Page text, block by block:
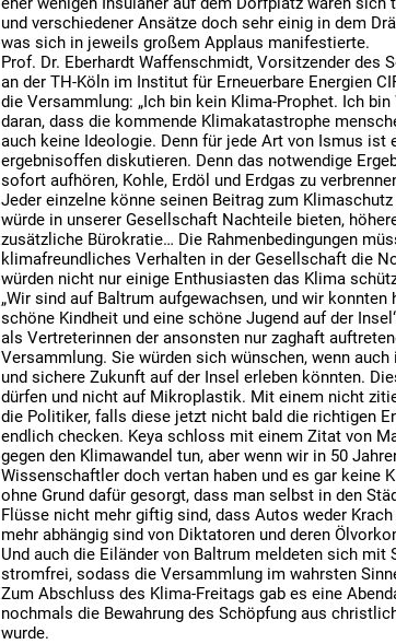
und verschiedener Ansätze doch sehr einig in dem
was sich in jeweils großem Applaus manifestierte.
Prof. Dr. Eberhardt Waffenschmidt, Vorsitzender des
an der TH-Köln im Institut für Erneuerbare Energien
die Versammlung: „Ich bin kein Klima-Prophet. Ich
daran, dass die kommende Klimakatastrophe
auch keine Ideologie. Denn für jede Art von Ismus
ergebnisoffen diskutieren. Denn das notwendige
sofort aufhören, Kohle, Erdöl und Erdgas zu
Jeder einzelne könne seinen Beitrag zum
würde in unserer Gesellschaft Nachteile bieten,
zusätzliche Bürokratie… Die Rahmenbedingungen
klimafreundliches Verhalten in der Gesellschaft die
würden nicht nur einige Enthusiasten das Klima
„Wir sind auf Baltrum aufgewachsen, und wir
schöne Kindheit und eine schöne Jugend auf der
als Vertreterinnen der ansonsten nur zaghaft
Versammlung. Sie würden sich wünschen, wenn
und sichere Zukunft auf der Insel erleben könnten.
dürfen und nicht auf Mikroplastik. Mit einem nicht
die Politiker, falls diese jetzt nicht bald die richtigen
endlich checken. Keya schloss mit einem Zitat von
gegen den Klimawandel tun, aber wenn wir in 50
Wissenschaftler doch vertan haben und es gar keine
ohne Grund dafür gesorgt, dass man selbst in den
Flüsse nicht mehr giftig sind, dass Autos weder
mehr abhängig sind von Diktatoren und deren
Und auch die Eiländer von Baltrum meldeten sich mit
stromfrei, sodass die Versammlung im wahrsten
Zum Abschluss des Klima-Freitags gab es eine
nochmals die Bewahrung des Schöpfung aus
wurde.